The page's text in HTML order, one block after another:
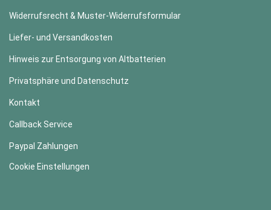
Widerrufsrecht & Muster-Widerrufsformular
Liefer- und Versandkosten
Hinweis zur Entsorgung von Altbatterien
Privatsphäre und Datenschutz
Kontakt
Callback Service
Paypal Zahlungen
Cookie Einstellungen